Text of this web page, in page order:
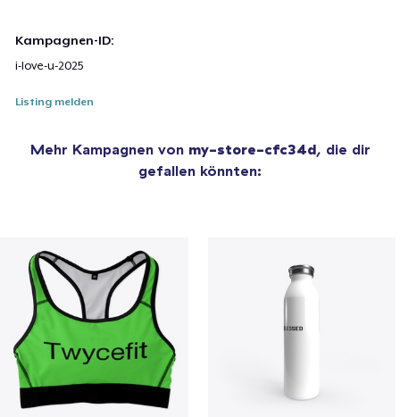
Kampagnen-ID:
i-love-u-2025
Listing melden
Mehr Kampagnen von my-store-cfc34d, die dir
gefallen könnten: